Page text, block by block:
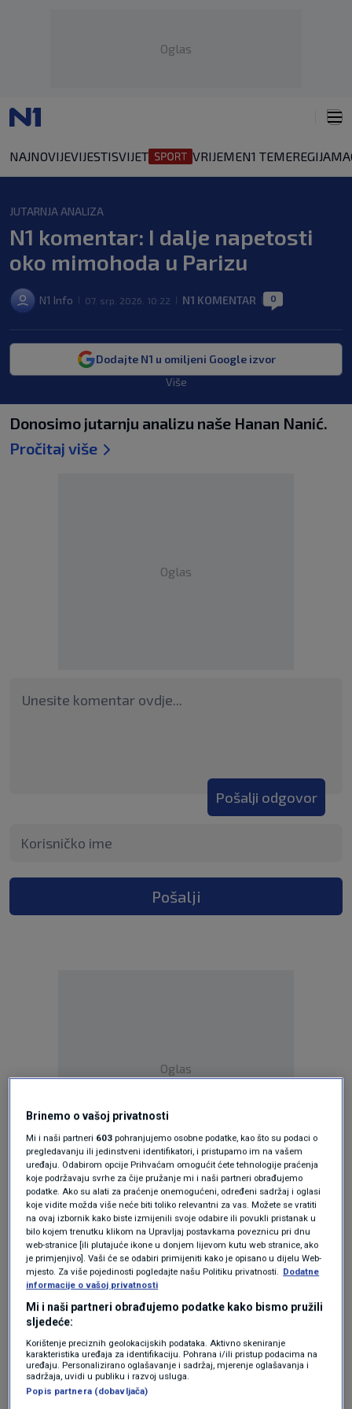
Oglas
NAJNOVIJEVIJESTISVIJET VRIJEMEN1 TEMEREGIJA
JUTARNJA ANALIZA
N1 komentar: I dalje napetosti
oko mimohoda u Parizu
N1 Info 07. srp. 2026. 10:22 N1 KOMENTAR 0
Dodajte N1 u omiljeni Google izvor
Više
Donosimo jutarnju analizu naše Hanan Nanić.
Pročitaj više
Oglas
Pošalji odgovor
Pošalji
Oglas
Oglas
NAJČITANIJE
Brinemo o vašoj privatnosti
Mi i naši partneri 603 pohranjujemo osobne podatke, kao što su podaci o
pregledavanju ili jedinstveni identifikatori, i pristupamo im na vašem
uređaju. Odabirom opcije Prihvaćam omogućit ćete tehnologije praćenja
koje podržavaju svrhe za čije pružanje mi i naši partneri obrađujemo
podatke. Ako su alati za praćenje onemogućeni, određeni sadržaj i oglasi
koje vidite možda više neće biti toliko relevantni za vas. Možete se vratiti
na ovaj izbornik kako biste izmijenili svoje odabire ili povukli pristanak u
bilo kojem trenutku klikom na Upravljaj postavkama poveznicu pri dnu
web-stranice [ili plutajuće ikone u donjem lijevom kutu web stranice, ako
je primjenjivo]. Vaši će se odabiri primijeniti kako je opisano u dijelu Web-
mjesto. Za više pojedinosti pogledajte našu Politiku privatnosti.
Dodatne
informacije o vašoj privatnosti
Mi i naši partneri obrađujemo podatke kako bismo pružili
sljedeće:
Korištenje preciznih geolokacijskih podataka. Aktivno skeniranje
karakteristika uređaja za identifikaciju. Pohrana i/ili pristup podacima na
uređaju. Personalizirano oglašavanje i sadržaj, mjerenje oglašavanja i
sadržaja, uvidi u publiku i razvoj usluga.
Popis partnera (dobavljača)